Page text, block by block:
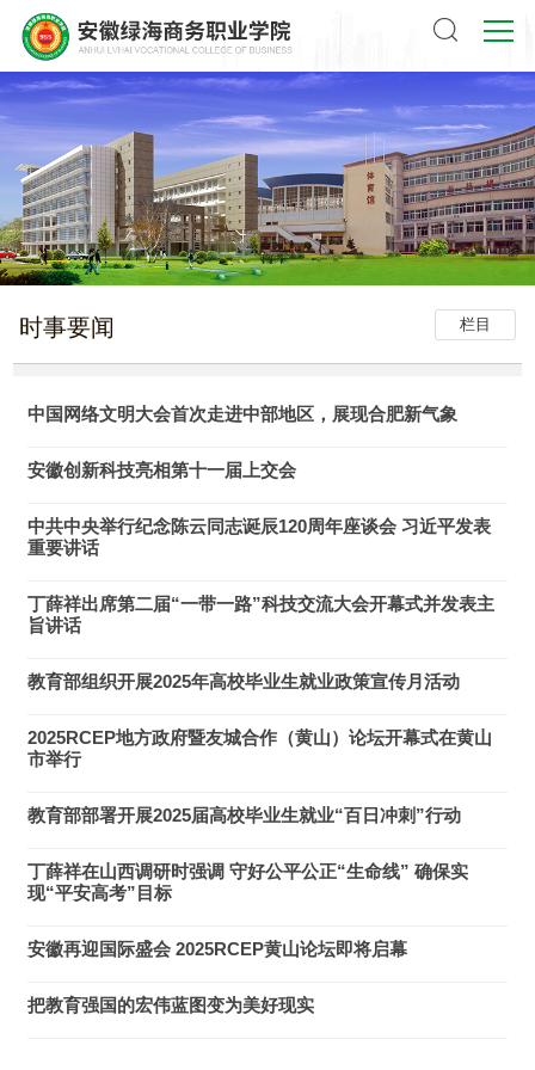
栏目
时事要闻
中国网络文明大会首次走进中部地区，展现合肥新气象
安徽创新科技亮相第十一届上交会
中共中央举行纪念陈云同志诞辰120周年座谈会 习近平发表
重要讲话
丁薛祥出席第二届“一带一路”科技交流大会开幕式并发表主
旨讲话
教育部组织开展2025年高校毕业生就业政策宣传月活动
2025RCEP地方政府暨友城合作（黄山）论坛开幕式在黄山
市举行
教育部部署开展2025届高校毕业生就业“百日冲刺”行动
丁薛祥在山西调研时强调 守好公平公正“生命线” 确保实
现“平安高考”目标
安徽再迎国际盛会 2025RCEP黄山论坛即将启幕
把教育强国的宏伟蓝图变为美好现实